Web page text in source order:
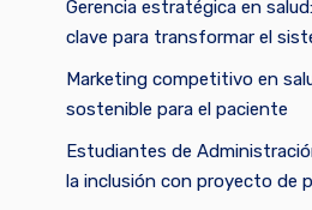
Gerencia estratégica en
clave para transformar el
Marketing competitivo en
sostenible para el paciente
Estudiantes de
la inclusión con proyecto de